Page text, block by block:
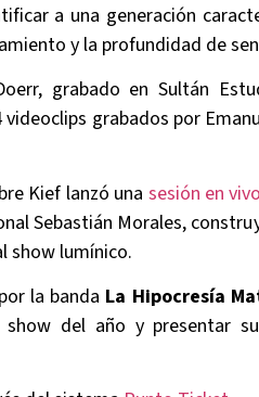
a una generación
y la profundidad de
grabado en Sultán
grabados por
Kief lanzó una sesión en vivo
Sebastián Morales,
show lumínico.
la banda La Hipocresía
del año y presentar